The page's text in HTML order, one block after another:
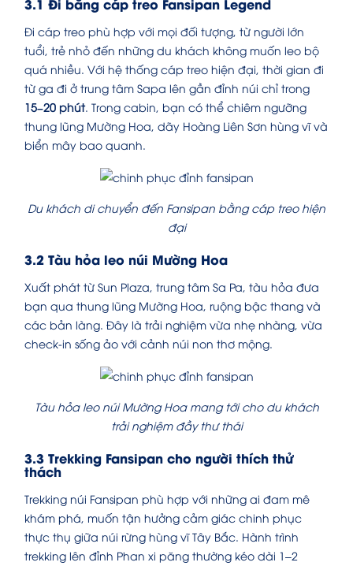
Đi cáp treo phù hợp với mọi đối tượng, từ người lớn
tuổi, trẻ nhỏ đến những du khách không muốn leo bộ
quá nhiều. Với hệ thống cáp treo hiện đại, thời gian đi
từ ga đi ở trung tâm Sapa lên gần đỉnh núi chỉ trong
15–20 phút. Trong cabin, bạn có thể chiêm ngưỡng
thung lũng Mường Hoa, dãy Hoàng Liên Sơn hùng vĩ và
biển mây bao quanh.
Du khách di chuyển đến Fansipan bằng cáp treo hiện
đại
3.2 Tàu hỏa leo núi Mường Hoa
Xuất phát từ Sun Plaza, trung tâm Sa Pa, tàu hỏa đưa
bạn qua thung lũng Mường Hoa, ruộng bậc thang và
các bản làng. Đây là trải nghiệm vừa nhẹ nhàng, vừa
check-in sống ảo với cảnh núi non thơ mộng.
Tàu hỏa leo núi Mường Hoa mang tới cho du khách
trải nghiệm đầy thư thái
3.3 Trekking Fansipan cho người thích thử
thách
Trekking núi Fansipan phù hợp với những ai đam mê
khám phá, muốn tận hưởng cảm giác chinh phục
thực thụ giữa núi rừng hùng vĩ Tây Bắc. Hành trình
trekking lên đỉnh Phan xi păng thường kéo dài 1–2